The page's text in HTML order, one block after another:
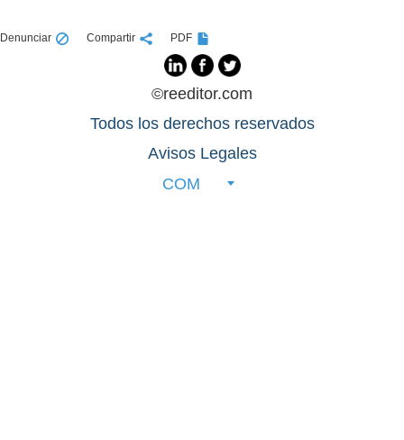
Denunciar Compartir PDF
©reeditor.com
Todos los derechos reservados
Avisos Legales